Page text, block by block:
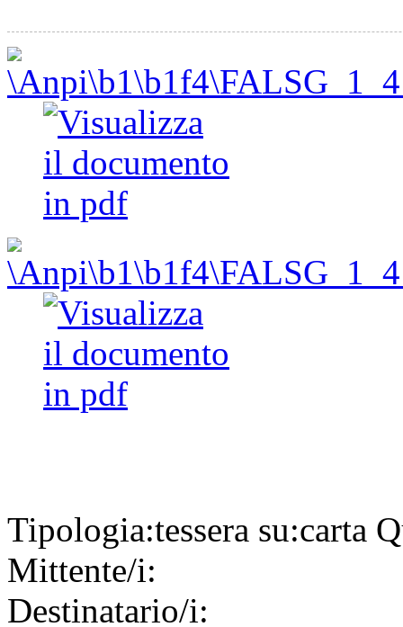
Tipologia:tessera su:carta
Mittente/i:
Destinatario/i: